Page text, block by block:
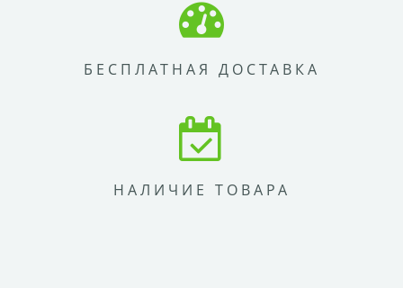
БЕСПЛАТНАЯ ДОСТАВКА
НАЛИЧИЕ ТОВАРА